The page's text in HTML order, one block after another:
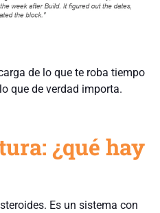
de lo que te roba tiempo
que de verdad importa.
¿qué hay
Es un sistema con